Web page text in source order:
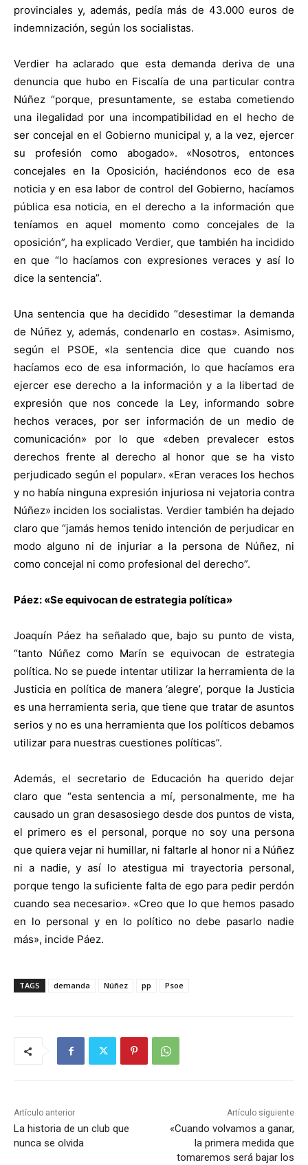
provinciales y, además, pedía más de 43.000 euros de
indemnización, según los socialistas.
Verdier ha aclarado que esta demanda deriva de una
denuncia que hubo en Fiscalía de una particular contra
Núñez “porque, presuntamente, se estaba cometiendo
una ilegalidad por una incompatibilidad en el hecho de
ser concejal en el Gobierno municipal y, a la vez, ejercer
su profesión como abogado». «Nosotros, entonces
concejales en la Oposición, haciéndonos eco de esa
noticia y en esa labor de control del Gobierno, hacíamos
pública esa noticia, en el derecho a la información que
teníamos en aquel momento como concejales de la
oposición”, ha explicado Verdier, que también ha incidido
en que “lo hacíamos con expresiones veraces y así lo
dice la sentencia”.
Una sentencia que ha decidido “desestimar la demanda
de Núñez y, además, condenarlo en costas». Asimismo,
según el PSOE, «la sentencia dice que cuando nos
hacíamos eco de esa información, lo que hacíamos era
ejercer ese derecho a la información y a la libertad de
expresión que nos concede la Ley, informando sobre
hechos veraces, por ser información de un medio de
comunicación» por lo que «deben prevalecer estos
derechos frente al derecho al honor que se ha visto
perjudicado según el popular». «Eran veraces los hechos
y no había ninguna expresión injuriosa ni vejatoria contra
Núñez» inciden los socialistas. Verdier también ha dejado
claro que “jamás hemos tenido intención de perjudicar en
modo alguno ni de injuriar a la persona de Núñez, ni
como concejal ni como profesional del derecho”.
Páez: «Se equivocan de estrategia política»
Joaquín Páez ha señalado que, bajo su punto de vista,
“tanto Núñez como Marín se equivocan de estrategia
política. No se puede intentar utilizar la herramienta de la
Justicia en política de manera ‘alegre’, porque la Justicia
es una herramienta seria, que tiene que tratar de asuntos
serios y no es una herramienta que los políticos debamos
utilizar para nuestras cuestiones políticas”.
Además, el secretario de Educación ha querido dejar
claro que “esta sentencia a mí, personalmente, me ha
causado un gran desasosiego desde dos puntos de vista,
el primero es el personal, porque no soy una persona
que quiera vejar ni humillar, ni faltarle al honor ni a Núñez
ni a nadie, y así lo atestigua mi trayectoria personal,
porque tengo la suficiente falta de ego para pedir perdón
cuando sea necesario». «Creo que lo que hemos pasado
en lo personal y en lo político no debe pasarlo nadie
más», incide Páez.
TAGS demanda Núñez pp Psoe
Artículo anterior
La historia de un club que
nunca se olvida
Artículo siguiente
«Cuando volvamos a ganar,
la primera medida que
tomaremos será bajar los